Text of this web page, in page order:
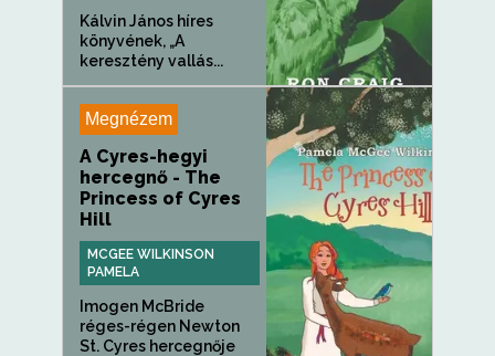
Kálvin János híres
könyvének, „A
keresztény vallás...
Megnézem
A Cyres-hegyi
hercegnő - The
Princess of Cyres
Hill
MCGEE WILKINSON
PAMELA
Imogen McBride
réges-régen Newton
St. Cyres hercegnője